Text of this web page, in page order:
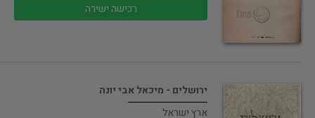
רכישה ישירה
ירושלים - מיכאל אבי יונה
ארץ ישראל